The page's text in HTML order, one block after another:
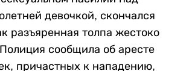
девочкой, скончался
разъяренная толпа жестоко
сообщила об аресте
причастных к нападению,